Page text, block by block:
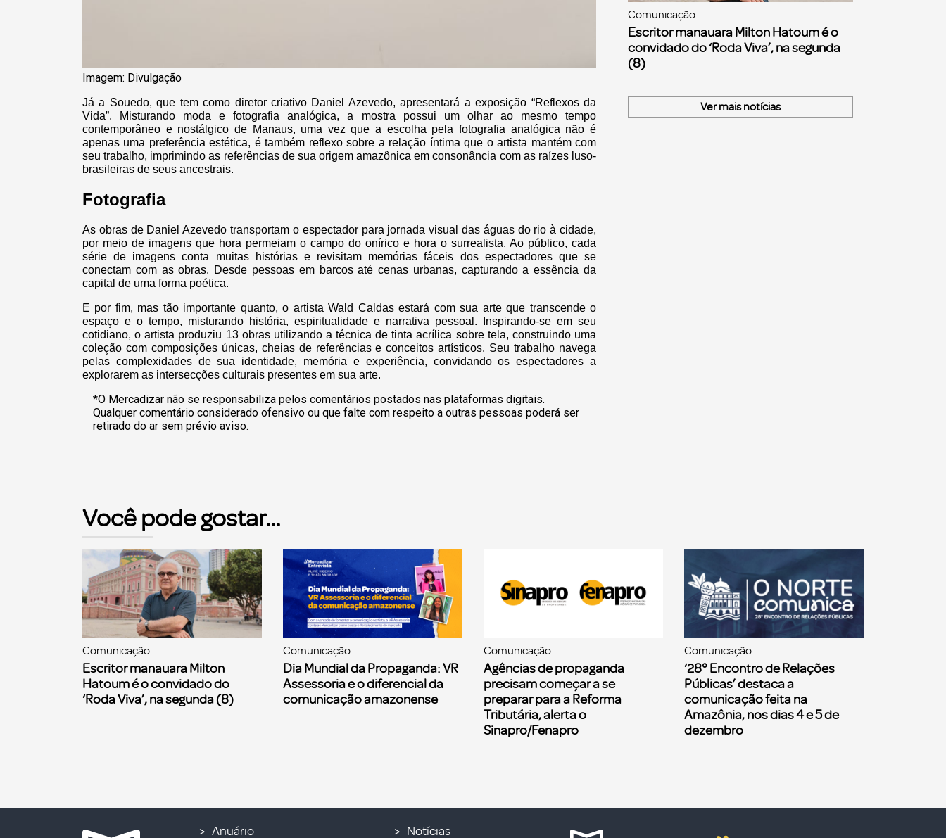
Imagem: Divulgação
Já a Souedo, que tem como diretor criativo Daniel Azevedo, apresentará a exposição “Reflexos da
Vida”. Misturando moda e fotografia analógica, a mostra possui um olhar ao mesmo tempo
contemporâneo e nostálgico de Manaus, uma vez que a escolha pela fotografia analógica não é
apenas uma preferência estética, é também reflexo sobre a relação íntima que o artista mantém com
seu trabalho, imprimindo as referências de sua origem amazônica em consonância com as raízes luso-
brasileiras de seus ancestrais.
Fotografia
As obras de Daniel Azevedo transportam o espectador para jornada visual das águas do rio à cidade,
por meio de imagens que hora permeiam o campo do onírico e hora o surrealista. Ao público, cada
série de imagens conta muitas histórias e revisitam memórias fáceis dos espectadores que se
conectam com as obras. Desde pessoas em barcos até cenas urbanas, capturando a essência da
capital de uma forma poética.
E por fim, mas tão importante quanto, o artista Wald Caldas estará com sua arte que transcende o
espaço e o tempo, misturando história, espiritualidade e narrativa pessoal. Inspirando-se em seu
cotidiano, o artista produziu 13 obras utilizando a técnica de tinta acrílica sobre tela, construindo uma
coleção com composições únicas, cheias de referências e conceitos artísticos. Seu trabalho navega
pelas complexidades de sua identidade, memória e experiência, convidando os espectadores a
explorarem as intersecções culturais presentes em sua arte.
*O Mercadizar não se responsabiliza pelos comentários postados nas plataformas digitais.
Qualquer comentário considerado ofensivo ou que falte com respeito a outras pessoas poderá ser
retirado do ar sem prévio aviso.
Comunicação
Escritor manauara Milton Hatoum é o
convidado do ‘Roda Viva’, na segunda
(8)
Ver mais notícias
Você pode gostar...
Comunicação
Escritor manauara Milton
Hatoum é o convidado do
‘Roda Viva’, na segunda (8)
Comunicação
Dia Mundial da Propaganda: VR
Assessoria e o diferencial da
comunicação amazonense
Comunicação
Agências de propaganda
precisam começar a se
preparar para a Reforma
Tributária, alerta o
Sinapro/Fenapro
Comunicação
‘28° Encontro de Relações
Públicas’ destaca a
comunicação feita na
Amazônia, nos dias 4 e 5 de
dezembro
Anuário Notícias